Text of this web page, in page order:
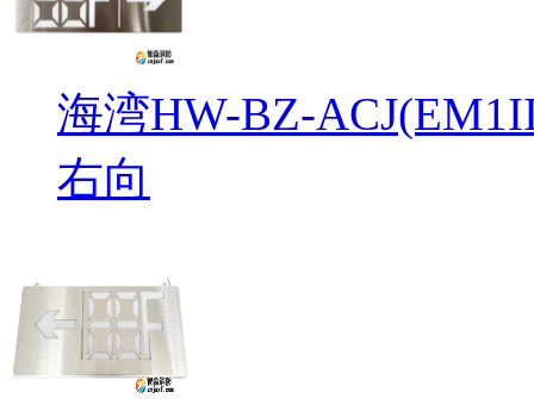
海湾HW-BZ-
右向